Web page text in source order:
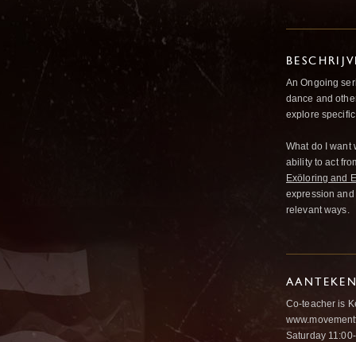
An Ongoing
dance and
explore
What do I want
ability to act
Exöloring and
expression
relevant ways.
Co-teacher is
Saturday